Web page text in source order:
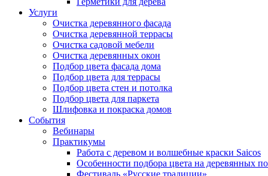
Услуги
Очистка деревянного фасада
Очистка деревянной террасы
Очистка садовой мебели
Очистка деревянных окон
Подбор цвета фасада дома
Подбор цвета для террасы
Подбор цвета стен и потолка
Подбор цвета для паркета
Шлифовка и покраска домов
События
Вебинары
Практикумы
Работа с деревом и волшебные краски Saicos
Особенности подбора цвета на деревянных
Фестиваль «Русские традиции»